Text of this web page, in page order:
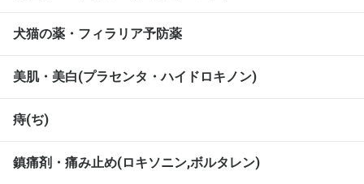
犬猫の薬・フィラリア予防薬
美肌・美白(プラセンタ・ハイドロキノン)
痔(ぢ)
鎮痛剤・痛み止め(ロキソニン,ボルタレン)